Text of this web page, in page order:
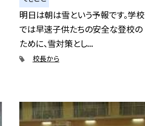
明日は朝は雪という予報です。学校
では早速子供たちの安全な登校の
ために、雪対策とし...
校長から